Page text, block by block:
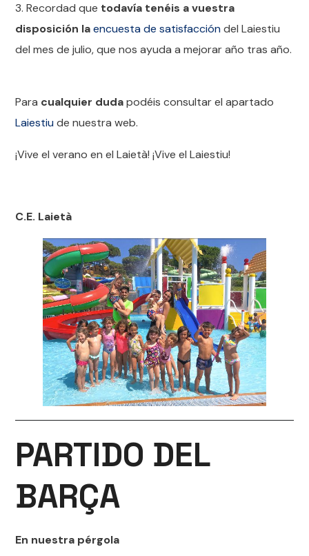
3. Recordad que todavía tenéis a vuestra
disposición laencuesta de satisfaccióndel Laiestiu
del mes de julio, que nos ayuda a mejorar año tras año.
Para cualquier dudapodéis consultar el apartado
Laiestiude nuestra web.
¡Vive el verano en el Laietà! ¡Vive el Laiestiu!
C.E. Laietà
PARTIDO DEL
BARÇA
En nuestra pérgola